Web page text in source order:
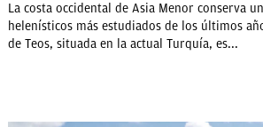
La costa occidental de Asia Menor conserva
helenísticos más estudiados de los últimos
de Teos, situada en la actual Turquía, es...